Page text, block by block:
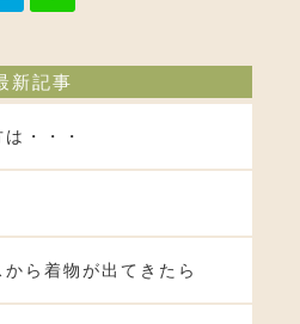
新記事
・・・
ら着物が出てきたら